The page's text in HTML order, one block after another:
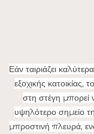
Εάν ταιριάζει
εξοχικής
στη στέγη μπορεί
υψηλότερο σημείο
μπροστινή πλευρά,